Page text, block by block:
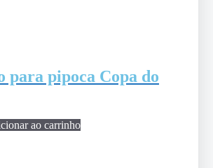
para pipoca Copa do
ao carrinho